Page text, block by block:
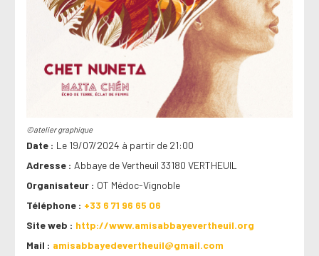
©atelier graphique
Date
Le 19/07/2024 à partir de 21:00
Adresse
Abbaye de Vertheuil 33180 VERTHEUIL
Organisateur
OT Médoc-Vignoble
Téléphone
+33 6 71 96 65 06
Site web
http://www.amisabbayevertheuil.org
Mail
amisabbayedevertheuil@gmail.com